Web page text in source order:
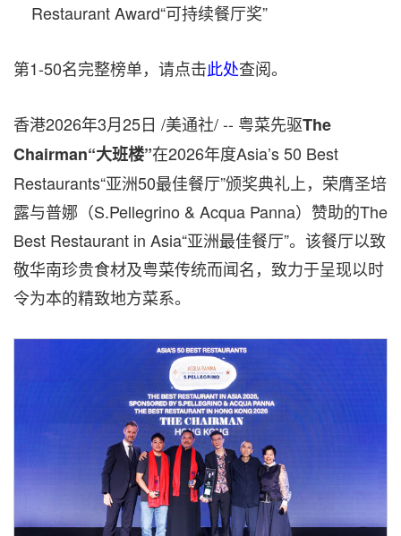
Restaurant Award“可持续餐厅奖”
第1-50名完整榜单，请点击此处查阅。
香港2026年3月25日 /美通社/ -- 粤菜先驱The
Chairman“大班楼”在2026年度Asia’s 50 Best
Restaurants“亚洲50最佳餐厅”颁奖典礼上，荣膺圣培
露与普娜（S.Pellegrino & Acqua Panna） 赞助的The
Best Restaurant in Asia“亚洲最佳餐厅”。 该餐厅以致
敬华南珍贵食材及粤菜传统而闻名，致力于呈现以时
令为本的精致地方菜系。